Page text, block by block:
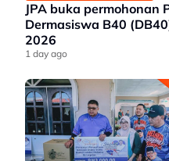
JPA buka permohonan
Dermasiswa B40
2026
1 day ago